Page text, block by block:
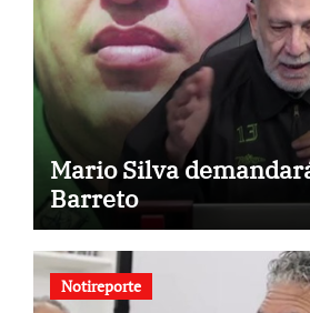
Mario Silva
Barreto
Notireporte